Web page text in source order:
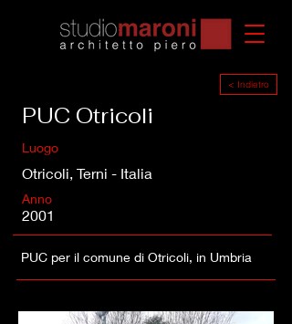
< Indietro
PUC Otricoli
Luogo
Otricoli, Terni - Italia
Anno
2001
PUC per il comune di Otricoli, in Umbria